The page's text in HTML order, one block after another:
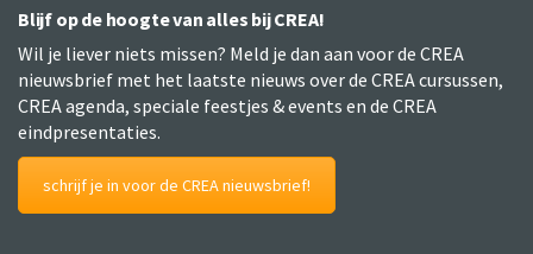
Blijf op de hoogte van alles bij CREA!
Wil je liever niets missen? Meld je dan aan voor de CREA
nieuwsbrief met het laatste nieuws over de CREA cursussen,
CREA agenda, speciale feestjes & events en de CREA
eindpresentaties.
schrijf je in voor de CREA nieuwsbrief!